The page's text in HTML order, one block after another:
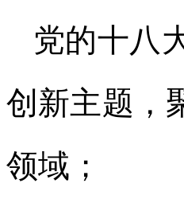
党的十八
创新主题，
领域；